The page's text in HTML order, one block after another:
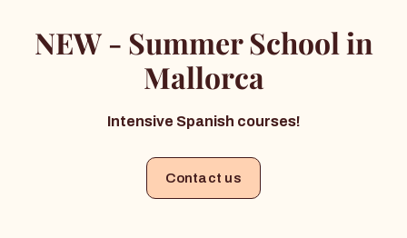
NEW - Summer School in
Mallorca
Intensive Spanish courses!
Contact us